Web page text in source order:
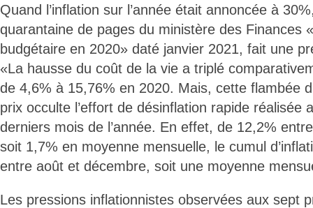
Quand l’inflation sur l’année était annoncée à
quarantaine de pages du ministère des Finances
budgétaire en 2020» daté janvier 2021, fait une
«La hausse du coût de la vie a triplé
de 4,6% à 15,76% en 2020. Mais, cette flambée
prix occulte l’effort de désinflation rapide réalisée
derniers mois de l’année. En effet, de 12,2%
soit 1,7% en moyenne mensuelle, le cumul
entre août et décembre, soit une moyenne
Les pressions inflationnistes observées aux sept